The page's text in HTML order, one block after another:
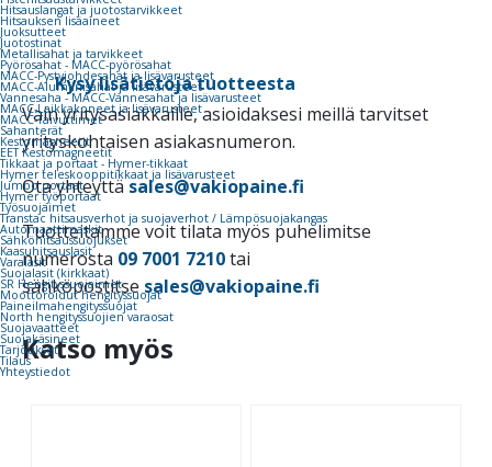
Hitsauslangat ja juotostarvikkeet
Hitsauksen lisäaineet
Juoksutteet
Juotostinat
Metallisahat ja tarvikkeet
Pyörösahat - MACC-pyörösahat
MACC-Pystyjohdesahat ja lisävarusteet
MACC-Alumiinisahat ja lisävarusteet
Vannesaha - MACC-Vannesahat ja lisävarusteet
MACC-Laikkakoneet ja lisävarusteet
MACC-Taivuttimet
Sahanterät
Kestomagneetit
EET Kestomagneetit
Tikkaat ja portaat - Hymer-tikkaat
Hymer teleskooppitikkaat ja lisävarusteet
Jumbo portaat
Hymer työportaat
Työsuojaimet
Transtac hitsausverhot ja suojaverhot / Lämpösuojakangas
Automaattimaskit
Sähköhitsaussuojukset
Kaasuhitsauslasit
Varalasit
Suojalasit (kirkkaat)
SR Hengityssuojaimet
Moottoroidut hengityssuojat
Paineilmahengityssuojat
North hengityssuojien varaosat
Suojavaatteet
Suojakäsineet
Tarjoukset
Tilaus
Yhteystiedot
Kysy lisätietoja tuotteesta
Vain yritysasiakkaille, asioidaksesi meillä tarvitset
yrityskohtaisen asiakasnumeron.
Ota yhteyttäsales@vakiopaine.fi
Tuotteitamme voit tilata myös puhelimitse
numerosta 09 7001 7210tai
sähköpostitse sales@vakiopaine.fi
Katso myös